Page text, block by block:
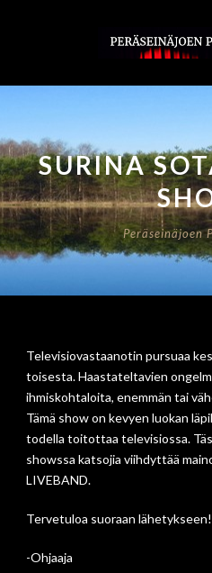
SURINA
Peräseinäjoen
Televisiovastaanotin pursuaa
toisesta. Haastateltavien
ihmiskohtaloita, enemmän tai
Tämä show on kevyen luokan
todella toitottaa televisiossa.
showssa katsojia viihdyttää
LIVEBAND.
Tervetuloa suoraan lähetykseen!
-Ohjaaja